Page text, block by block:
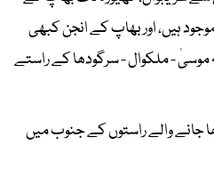
ہیں، اور بھاپ کے انجن کبھی
موسیٰ - ملکوال - سرگودھا کے راستے
جانے والے راستوں کے جنوب میں